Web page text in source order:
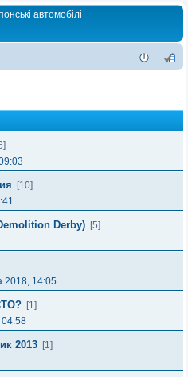
автомобілі
[10]
Derby) [5]
2018, 14:05
[1]
04:58
2013 [1]